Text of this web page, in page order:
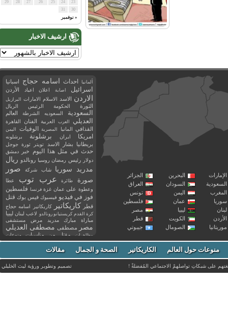
« نوفمبر
ارشيف الاخبار
البحرين
الجزائر
السودان
العراق
اليمن
تونس
عمان
فلسطين
ليبيا
مصر
الكويت
قطر
الصومال جيبوتي
ألمانيا احداث اسامه حجاج اسبانيا
اسرائيل اصابة اعلان اعياد الأردن
الاردن الاسد الاسلام الامارات البرازيل
الثورة الحكومة الرئيس الريال
السعودية السعوديه الشرطة العالم
العديلي العرب العربية الفنان القاهرة
القذافي المانيا المصرية الوفيات اليمن
امريكا ايران برشلونة برشلونه
بريطانيا بشار الاسد تويتر ثورة جوجل
حدث في مثل هذا اليوم خبر دمشق
دولار رئيس رمضان روسيا رونالدو ريال
مدريد
سوريا شاب شركة صور
صورة طائرة عرب توب
عطا
وعطوة على عمان غزة فرنسا فلسطين
فوز في فيديو فيسبوك فيس بوك قتل
قطر كاريكاتير كاريكاتير اسامه حجاج
كرة القدم كريستيانو رونالدو لاعب لبنان ليبيا
مباراة مبارك مدريد مرض مستشفى
مصر مصطفى مصطفى العديلي
مظاهرات مقتل من مناسبات
منوعات
مواليد
موت ميسي ميلان نادي نشر
وفاة وفيات يوتيوب منوعات حول العالم الكاريكاتير الصحة و الجمال مقالات
على شبكاتِ تواصلهمْ الاجتماعي المُفضلةْ ! تصميم وتطوير ورؤيةليث الخليلي